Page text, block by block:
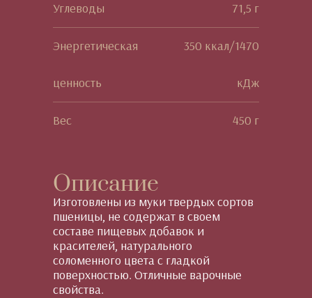
Описание
Изготовлены из муки твердых сортов
пшеницы, не содержат в своем
составе пищевых добавок и
красителей, натурального
соломенного цвета с гладкой
поверхностью. Отличные варочные
свойства.
Углеводы 71,5 г
Энергетическая
ценность
350 ккал/1470
кДж
Вес 450 г